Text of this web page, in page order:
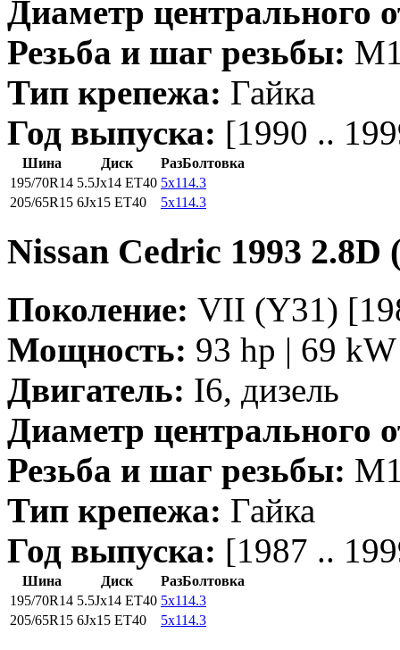
Диаметр центрального
Резьба и шаг резьбы:
Тип крепежа: Гайка
Год выпуска: [1990 ..
Шина Диск
РазБолтовка
195/70R14 5.5Jx14 ET40 5x114.3
205/65R15 6Jx15 ET40 5x114.3
Nissan Cedric 1993 2.8D
Поколение: VII (Y31)
Мощность: 93 hp | 69
Двигатель: I6, дизель
Диаметр центрального
Резьба и шаг резьбы:
Тип крепежа: Гайка
Год выпуска: [1987 ..
Шина Диск
РазБолтовка
195/70R14 5.5Jx14 ET40 5x114.3
205/65R15 6Jx15 ET40 5x114.3